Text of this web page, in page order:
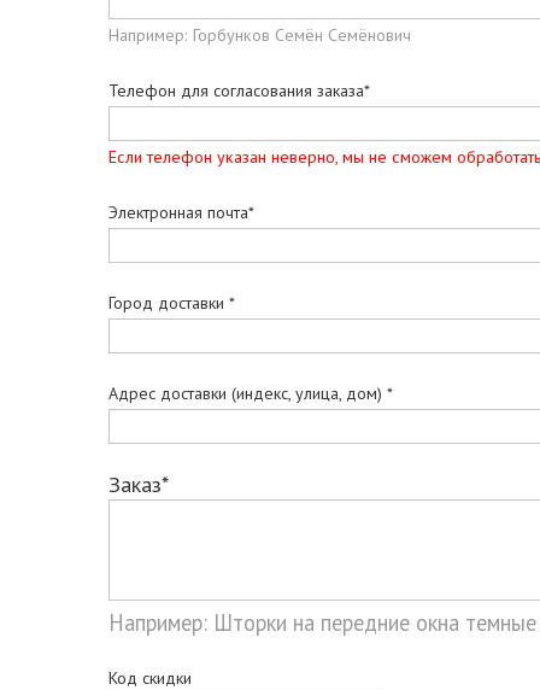
Например: Горбунков Семён Семёнович
Телефон для согласования заказа*
Если телефон указан неверно, мы не сможем
Электронная почта*
Город доставки *
Адрес доставки (индекс, улица, дом) *
Заказ*
Например: Шторки на передние окна темные
Код скидки